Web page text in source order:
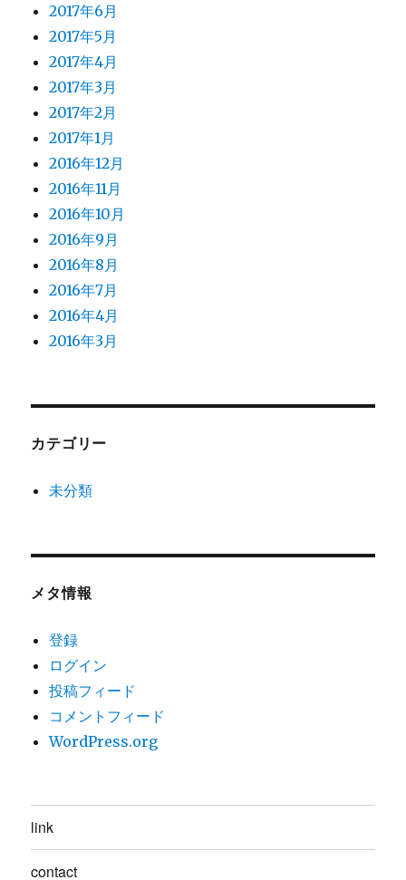
2017年6月
2017年5月
2017年4月
2017年3月
2017年2月
2017年1月
2016年12月
2016年11月
2016年10月
2016年9月
2016年8月
2016年7月
2016年4月
2016年3月
カテゴリー
未分類
メタ情報
登録
ログイン
投稿フィード
コメントフィード
WordPress.org
link
contact